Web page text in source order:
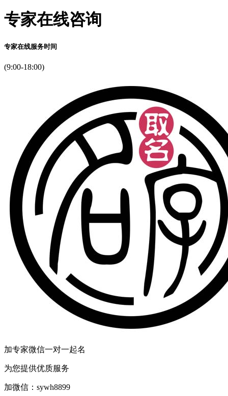
专家在线咨询
专家在线服务时间
(9:00-18:00)
加专家微信一对一起名
为您提供优质服务
加微信： sywh8899